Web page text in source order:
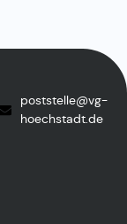
poststelle@vg-
hoechstadt.de